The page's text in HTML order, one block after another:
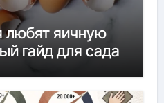
любят яичную
гайд для сада